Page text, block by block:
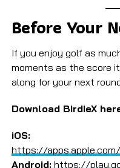
Before Your
If you enjoy golf as
moments as the score
along for your next
Download BirdieX
iOS:
https://
Android:https://